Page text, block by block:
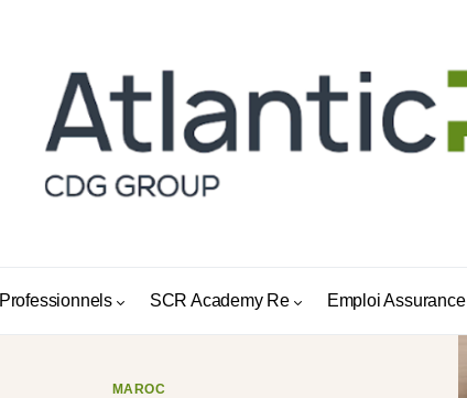
Professionnels SCR Academy Re Emploi Assurance
MAROC